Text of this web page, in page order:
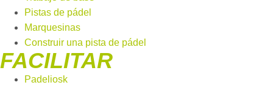
Pistas de pádel
Marquesinas
Construir una pista de pádel
FACILITAR
Padeliosk